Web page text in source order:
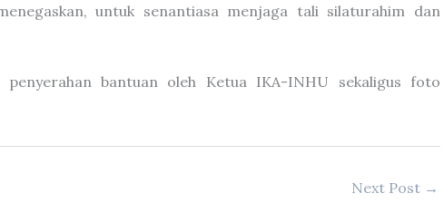
untuk senantiasa menjaga tali silaturahim dan
bantuan oleh Ketua IKA-INHU sekaligus foto
Next Post →